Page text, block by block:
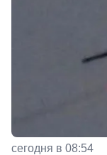
сегодня в 08:54